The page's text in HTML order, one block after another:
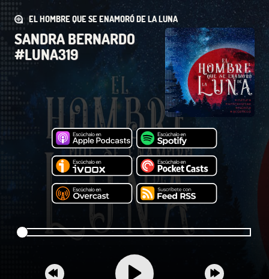
EL HOMBRE QUE SE ENAMORÓ DE LA LUNA
SANDRA BERNARDO
#LUNA319